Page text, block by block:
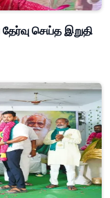
செய்த இறுதி